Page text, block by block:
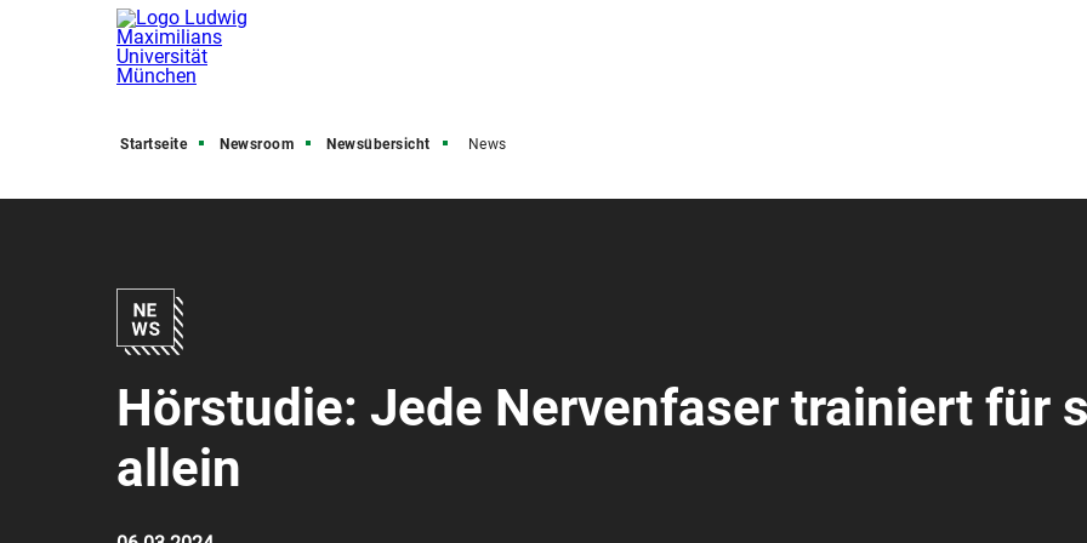
Startseite Newsroom Newsübersicht News
Hörstudie: Jede Nervenfaser trainiert für
allein